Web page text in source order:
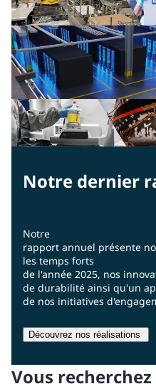
Notre dernier
Notre
rapport annuel présente
les temps forts
de l'année 2025, nos
de durabilité ainsi qu'un
de nos initiatives
Découvrez nos réalisations
Vous